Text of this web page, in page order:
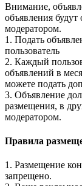
Внимание,
объявления
модератором.
1. Подать
пользователь
2. Каждый
объявлений в
можете подать
3. Объявление
размещения, в
модератором.
Правила
1. Размещение
запрещено.